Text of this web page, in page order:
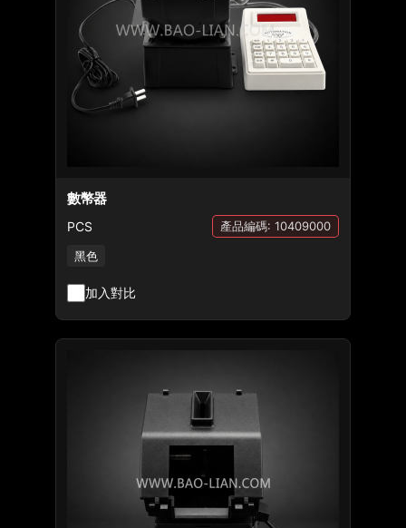
數幣器
PCS 產品編碼: 10409000
黑色
加入對比